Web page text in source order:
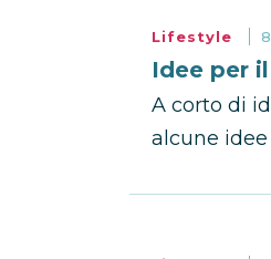
Lifestyle
Idee per
A corto di
alcune